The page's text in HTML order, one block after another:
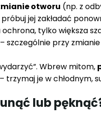
otworu (np. z
jej zakładać
tylko większa
szczególnie przy
Wbrew mitom,
trzymaj je w chłodnym,
lub